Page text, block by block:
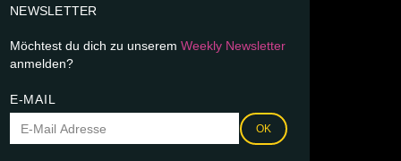
NEWSLETTER
Möchtest du dich zu unserem Weekly Newsletter
anmelden?
E-MAIL
OK